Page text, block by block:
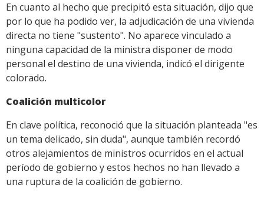
En cuanto al hecho que precipitó esta situación, dijo que
por lo que ha podido ver, la adjudicación de una vivienda
directa no tiene "sustento". No aparece vinculado a
ninguna capacidad de la ministra disponer de modo
personal el destino de una vivienda, indicó el dirigente
colorado.
Coalición multicolor
En clave política, reconoció que la situación planteada "es
un tema delicado, sin duda", aunque también recordó
otros alejamientos de ministros ocurridos en el actual
período de gobierno y estos hechos no han llevado a
una ruptura de la coalición de gobierno.